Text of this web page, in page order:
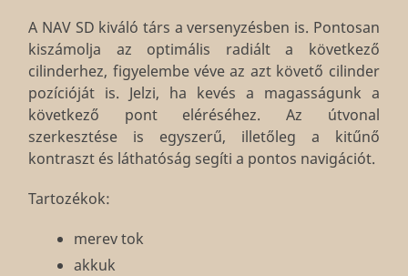
A NAV SD kiváló társ a versenyzésben is. Pontosan
kiszámolja az optimális radiált a következő
cilinderhez, figyelembe véve az azt követő cilinder
pozícióját is. Jelzi, ha kevés a magasságunk a
következő pont eléréséhez. Az útvonal
szerkesztése is egyszerű, illetőleg a kitűnő
kontraszt és láthatóság segíti a pontos navigációt.
Tartozékok:
merev tok
akkuk